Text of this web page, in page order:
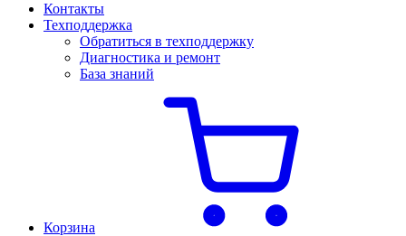
Контакты
Техподдержка
Обратиться в техподдержку
Диагностика и ремонт
База знаний
Корзина